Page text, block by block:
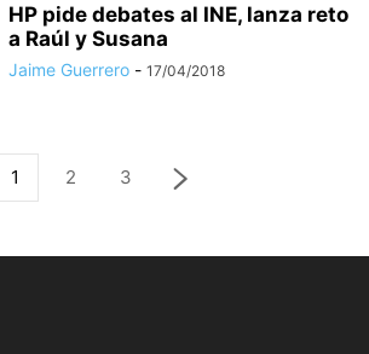
HP pide debates al INE, lanza reto
a Raúl y Susana
Jaime Guerrero - 17/04/2018
1 2 3